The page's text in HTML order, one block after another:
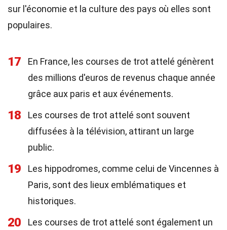
sur l'économie et la culture des pays où elles sont
populaires.
17
En France, les courses de trot attelé génèrent
des millions d'euros de revenus chaque année
grâce aux paris et aux événements.
18
Les courses de trot attelé sont souvent
diffusées à la télévision, attirant un large
public.
19
Les hippodromes, comme celui de Vincennes à
Paris, sont des lieux emblématiques et
historiques.
20
Les courses de trot attelé sont également un